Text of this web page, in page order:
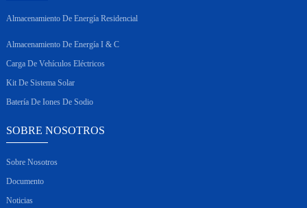
Almacenamiento De Energía Residencial
Almacenamiento De Energía I & C
Carga De Vehículos Eléctricos
Kit De Sistema Solar
Batería De Iones De Sodio
SOBRE NOSOTROS
Sobre Nosotros
Documento
Noticias